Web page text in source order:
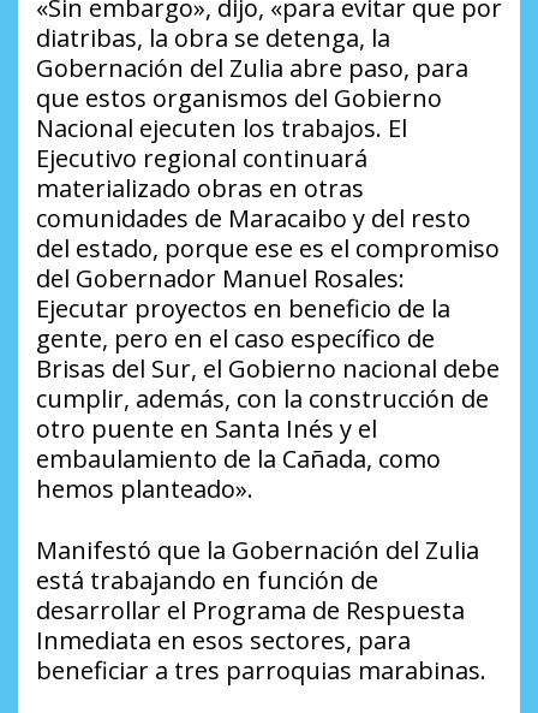
«Sin embargo», dijo, «para evitar que por
diatribas, la obra se detenga, la
Gobernación del Zulia abre paso, para
que estos organismos del Gobierno
Nacional ejecuten los trabajos. El
Ejecutivo regional continuará
materializado obras en otras
comunidades de Maracaibo y del resto
del estado, porque ese es el compromiso
del Gobernador Manuel Rosales:
Ejecutar proyectos en beneficio de la
gente, pero en el caso específico de
Brisas del Sur, el Gobierno nacional debe
cumplir, además, con la construcción de
otro puente en Santa Inés y el
embaulamiento de la Cañada, como
hemos planteado».
Manifestó que la Gobernación del Zulia
está trabajando en función de
desarrollar el Programa de Respuesta
Inmediata en esos sectores, para
beneficiar a tres parroquias marabinas.